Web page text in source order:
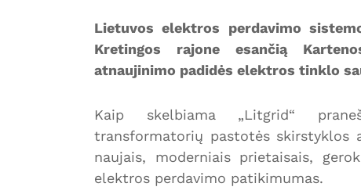
Lietuvos elektros perdavimo
Kretingos rajone esančią
atnaujinimo padidės elektros tinklo
Kaip skelbiama „Litgrid“
transformatorių pastotės skirstyklos
naujais, moderniais prietaisais,
elektros perdavimo patikimumas.